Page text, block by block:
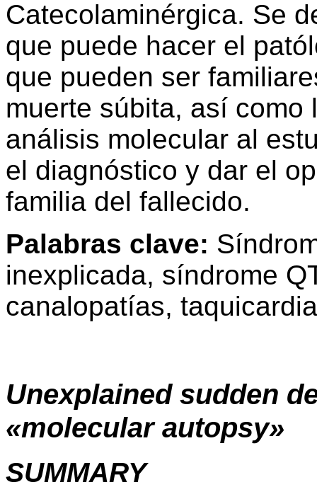
Catecolaminérgica. Se
que puede hacer el
que pueden ser
muerte súbita, así
análisis molecular al
el diagnóstico y dar el
familia del fallecido.
Palabras clave:
inexplicada, síndrome
canalopatías,
Unexplained sudden
«molecular autopsy»
SUMMARY